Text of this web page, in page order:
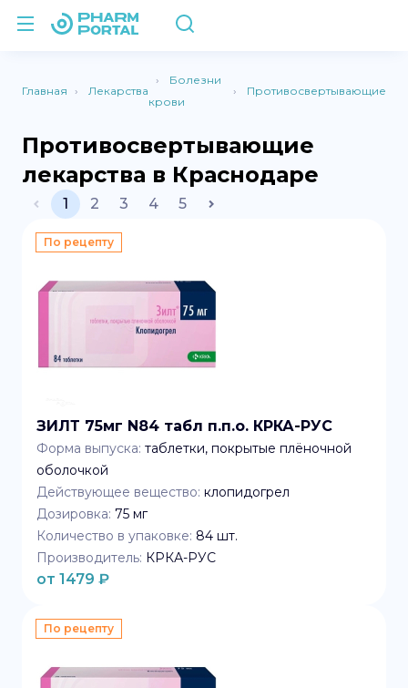
Главная Лекарства
Болезни
крови
Противосвертывающие
Противосвертывающие
лекарства в Краснодаре
1 2 3 4 5
По рецепту
ЗИЛТ 75мг N84 табл п.п.о. КРКА-РУС
Форма выпуска: таблетки, покрытые плёночной
оболочкой
Действующее вещество: клопидогрел
Дозировка: 75 мг
Количество в упаковке: 84 шт.
Производитель: КРКА-РУС
от 1479 ₽
По рецепту